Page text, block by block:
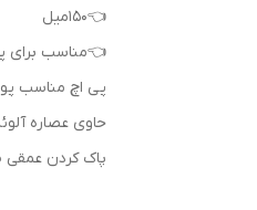
👈150میل
👈مناسب
پی اچ مناسب
حاوی عصاره
پاک کردن عمقی